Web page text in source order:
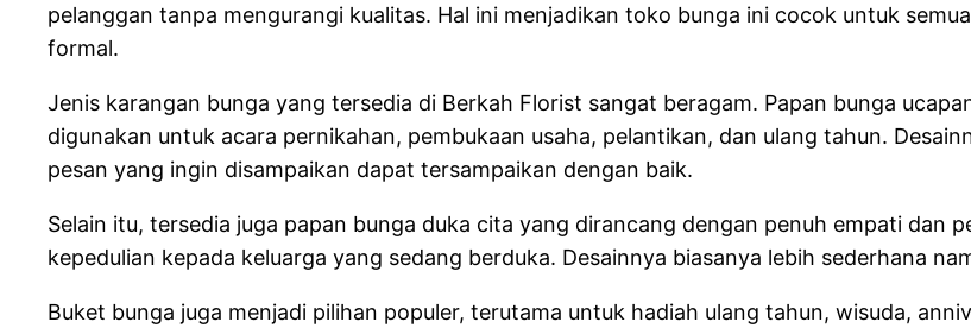
pelanggan tanpa mengurangi kualitas. Hal ini menjadikan toko bunga ini cocok untuk
formal.
Jenis karangan bunga yang tersedia di Berkah Florist sangat beragam. Papan bunga
digunakan untuk acara pernikahan, pembukaan usaha, pelantikan, dan ulang tahun.
pesan yang ingin disampaikan dapat tersampaikan dengan baik.
Selain itu, tersedia juga papan bunga duka cita yang dirancang dengan penuh empati dan
kepedulian kepada keluarga yang sedang berduka. Desainnya biasanya lebih sederhana
Buket bunga juga menjadi pilihan populer, terutama untuk hadiah ulang tahun, wisuda,